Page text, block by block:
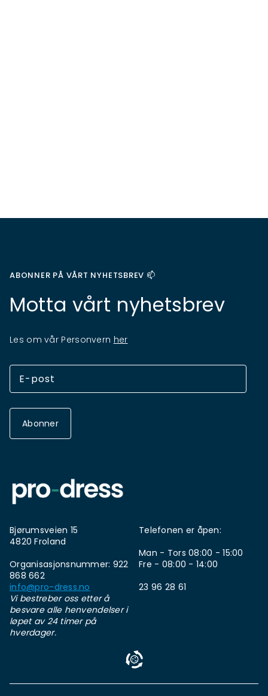
ABONNER PÅ VÅRT NYHETSBREV 📫
Motta vårt nyhetsbrev
Les om vår Personvern her
Abonner
Bjørumsveien 15
4820 Froland
Organisasjonsnummer: 922
868 662
info@pro-dress.no
Vi bestreber oss etter å
besvare alle henvendelser i
løpet av 24 timer på
hverdager.
Telefonen er åpen:
Man - Tors 08:00 - 15:00
Fre - 08:00 - 14:00
23 96 28 61